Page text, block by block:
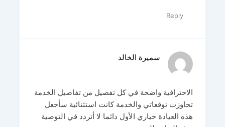
Reply
سميرة الخالد
الاحترافية واضحة في كل تفصيل من تفاصيل الخدمة
تجاوزت توقعاتي والخدمة كانت استثنائية سأجعل
هذه العيادة خياري الأول دائما لا أتردد في التوصية